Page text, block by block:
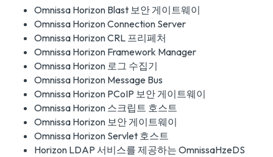
Omnissa Horizon Blast 보안 게이트웨이
Omnissa Horizon Connection Server
Omnissa Horizon CRL 프리페처
Omnissa Horizon Framework Manager
Omnissa Horizon 로그 수집기
Omnissa Horizon Message Bus
Omnissa Horizon PCoIP 보안 게이트웨이
Omnissa Horizon 스크립트 호스트
Omnissa Horizon 보안 게이트웨이
Omnissa Horizon Servlet 호스트
Horizon LDAP 서비스를 제공하는 OmnissaHzeDS